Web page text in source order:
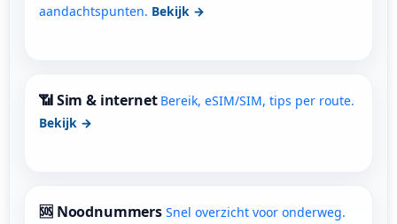
aandachtspunten. Bekijk →
📶 Sim & internet Bereik, eSIM/SIM, tips per route.
Bekijk →
🆘 Noodnummers Snel overzicht voor onderweg.